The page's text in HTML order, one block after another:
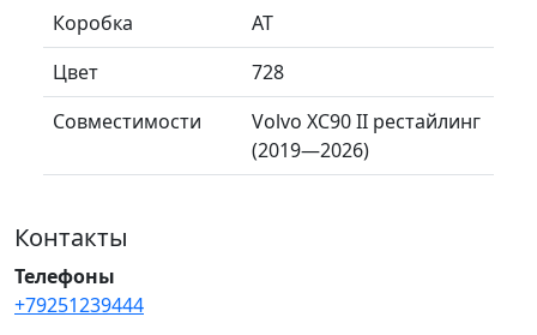
Коробка
AT
Цвет
728
Совместимости
Volvo XC90 II рестайлинг
(2019—2026)
Контакты
Телефоны
+79251239444